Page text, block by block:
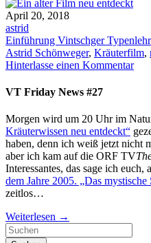
April 20, 2018
astrid
Einführung Vintschger
Astrid Schönweger, Kräuterfilm,
Hinterlasse einen Kommentar
VT Friday News #27
Morgen wird um 20 Uhr im
Kräuterwissen neu entdeckt“
haben, denn ich weiß jetzt nicht
aber ich kam auf die ORF TV
Interessantes, das sage ich euch,
dem Jahre 2005. „Das mystische
zeitlos…
Weiterlesen →